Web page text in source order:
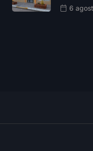
6